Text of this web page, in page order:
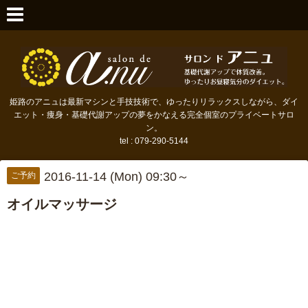
姫路のアニュは最新マシンと手技技術で、ゆったりリラックスしながら、ダイ
エット・痩身・基礎代謝アップの夢をかなえる完全個室のプライベートサロ
ン。
tel : 079-290-5144
ご予約 2016-11-14 (Mon) 09:30～
オイルマッサージ